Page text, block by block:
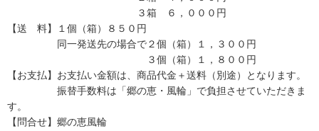
３箱 ６，０００円
【送 料】１個（箱）８５０円
同一発送先の場合で２個（箱）１，３００円
３個（箱）１，８００円
【お支払】お支払い金額は、商品代金＋送料（別途）となります。
振替手数料は「郷の恵・風輪」で負担させていただきま
す。
【問合せ】郷の恵風輪